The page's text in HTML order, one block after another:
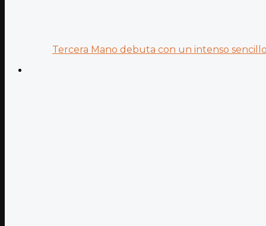
Tercera Mano debuta con un intenso